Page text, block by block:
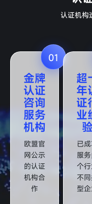
认证机构
01
金牌
认证
咨询
服务
机构
欧盟官
网公示
的认证
机构合
作
超
年
证
业
验
已
服
个
不
型